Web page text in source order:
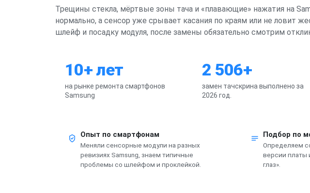
Трещины стекла, мёртвые зоны тача и «плавающие» нажатия на
нормально, а сенсор уже срывает касания по краям или не
шлейф и посадку модуля, после замены обязательно смотрим
10+ лет
на рынке ремонта смартфонов
Samsung
2 506+
замен тачскрина выполнено за
2026 год.
Опыт по смартфонам
Меняли сенсорные модули на разных
ревизиях Samsung, знаем типичные
проблемы со шлейфом и проклейкой.
Подбор по
Определяем
версии платы
глаз».